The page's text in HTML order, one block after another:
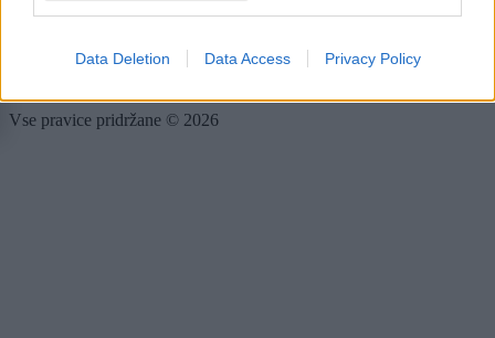
Data Deletion Data Access Privacy Policy
Oglaševanje
Vse pravice pridržane © 2026